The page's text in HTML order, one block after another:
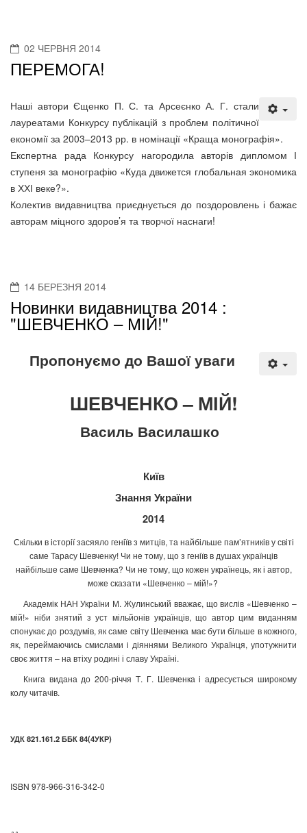
02 ЧЕРВНЯ 2014
ПЕРЕМОГА!
Наші автори Єщенко П. С. та Арсеєнко А. Г. стали
лауреатами Конкурсу публікацій з проблем політичної
економії за 2003–2013 рр. в номінації «Краща монографія».
Експертна рада Конкурсу нагородила авторів дипломом І
ступеня за монографію «Куда движется глобальная экономика
в ХХІ веке?».
Колектив видавництва приєднується до поздоровлень і бажає
авторам міцного здоров’я та творчої наснаги!
14 БЕРЕЗНЯ 2014
Новинки видавництва 2014 :
"ШЕВЧЕНКО – МІЙ!"
Пропонуємо до Вашої уваги
ШЕВЧЕНКО – МІЙ!
Василь Василашко
Київ
Знання України
2014
Скільки в історії засяяло геніїв з митців, та найбільше пам’ятників у світі
саме Тарасу Шевченку! Чи не тому, що з геніїв в душах українців
найбільше саме Шевченка? Чи не тому, що кожен українець, як і автор,
може сказати «Шевченко – мій!»?
Академік НАН України М. Жулинський вважає, що вислів «Шевченко –
мій!» ніби знятий з уст мільйонів українців, що автор цим виданням
спонукає до роздумів, як саме світу Шевченка має бути більше в кожного,
як, переймаючись смислами і діяннями Великого Українця, употужнити
своє життя – на втіху родині і славу Україні.
Книга видана до 200-річчя Т. Г. Шевченка і адресується широкому
колу читачів.
УДК 821.161.2 ББК 84(4УКР)
ISBN 978-966-316-342-0